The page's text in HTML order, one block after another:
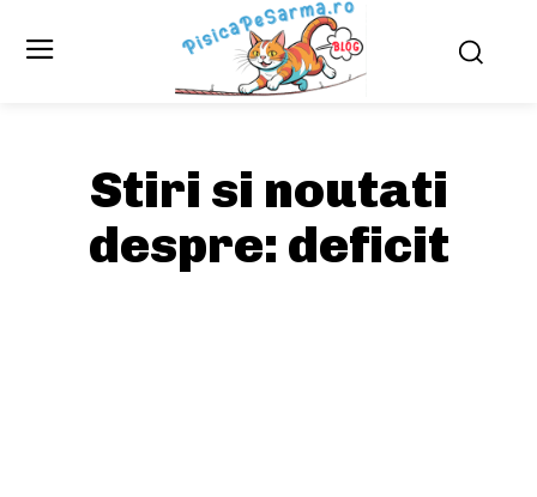
Stiri si noutati
despre: deficit